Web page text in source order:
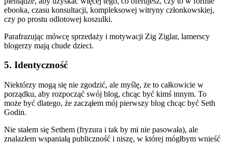
ebooka, czasu konsultacji, kompleksowej witryny członkowskiej,
czy po prostu odlotowej koszulki.
Parafrazując mówcę sprzedaży i motywacji Zig Ziglar, lamerscy
blogerzy mają chude dzieci.
5. Identyczność
Niektórzy mogą się nie zgodzić, ale myślę, że to całkowicie w
porządku, aby rozpocząć swój blog, chcąc być kimś innym. To
może być dlatego, że zacząłem mój pierwszy blog chcąc być Seth
Godin.
Nie stałem się Sethem (fryzura i tak by mi nie pasowała), ale
znalazłem wspaniałą publiczność i niszę, w której mógłbym wnieść